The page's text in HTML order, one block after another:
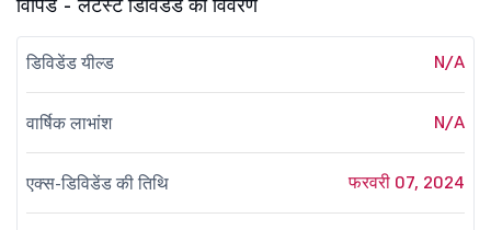
डिविडेंड यील्ड N/A
वार्षिक लाभांश N/A
एक्स-डिविडेंड की तिथि फरवरी 07, 2024